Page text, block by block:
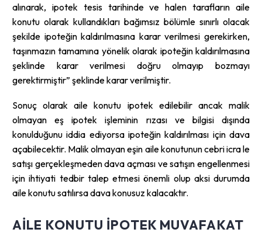
alınarak, ipotek tesis tarihinde ve halen tarafların aile
konutu olarak kullandıkları bağımsız bölümle sınırlı olacak
şekilde ipoteğin kaldırılmasına karar verilmesi gerekirken,
taşınmazın tamamına yönelik olarak ipoteğin kaldırılmasına
şeklinde karar verilmesi doğru olmayıp bozmayı
gerektirmiştir” şeklinde karar verilmiştir.
Sonuç olarak aile konutu ipotek edilebilir ancak malik
olmayan eş ipotek işleminin rızası ve bilgisi dışında
konulduğunu iddia ediyorsa ipoteğin kaldırılması için dava
açabilecektir. Malik olmayan eşin aile konutunun cebri icra le
satışı gerçekleşmeden dava açması ve satışın engellenmesi
için ihtiyati tedbir talep etmesi önemli olup aksi durumda
aile konutu satılırsa dava konusuz kalacaktır.
AILE KONUTU IPOTEK MUVAFAKAT